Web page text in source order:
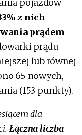
pojazdów
z nich
prądem
prądu
lub równej
65 nowych,
(153 punkty).
dla
Łączna liczba